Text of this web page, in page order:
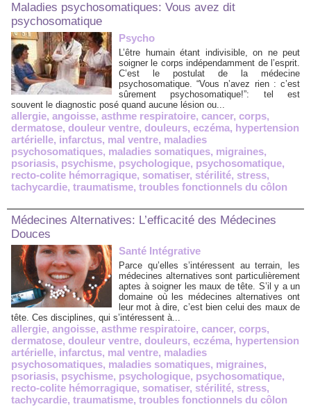
Maladies psychosomatiques: Vous avez dit
psychosomatique
Psycho
L’être humain étant indivisible, on ne peut
soigner le corps indépendamment de l’esprit.
C’est le postulat de la médecine
psychosomatique. “Vous n’avez rien : c’est
sûrement psychosomatique!”: tel est
souvent le diagnostic posé quand aucune lésion ou...
allergie, angoisse, asthme respiratoire, cancer, corps,
dermatose, douleur ventre, douleurs, eczéma, hypertension
artérielle, infarctus, mal ventre, maladies
psychosomatiques, maladies somatiques, migraines,
psoriasis, psychisme, psychologique, psychosomatique,
recto-colite hémorragique, somatiser, stérilité, stress,
tachycardie, traumatisme, troubles fonctionnels du côlon
Médecines Alternatives: L’efficacité des Médecines
Douces
Santé Intégrative
Parce qu’elles s’intéressent au terrain, les
médecines alternatives sont particulièrement
aptes à soigner les maux de tête. S’il y a un
domaine où les médecines alternatives ont
leur mot à dire, c’est bien celui des maux de
tête. Ces disciplines, qui s’intéressent à...
allergie, angoisse, asthme respiratoire, cancer, corps,
dermatose, douleur ventre, douleurs, eczéma, hypertension
artérielle, infarctus, mal ventre, maladies
psychosomatiques, maladies somatiques, migraines,
psoriasis, psychisme, psychologique, psychosomatique,
recto-colite hémorragique, somatiser, stérilité, stress,
tachycardie, traumatisme, troubles fonctionnels du côlon